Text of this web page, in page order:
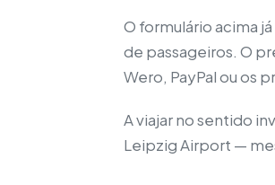
O formulário acima
de passageiros. O
Wero, PayPal ou os
A viajar no sentido
Leipzig Airport —